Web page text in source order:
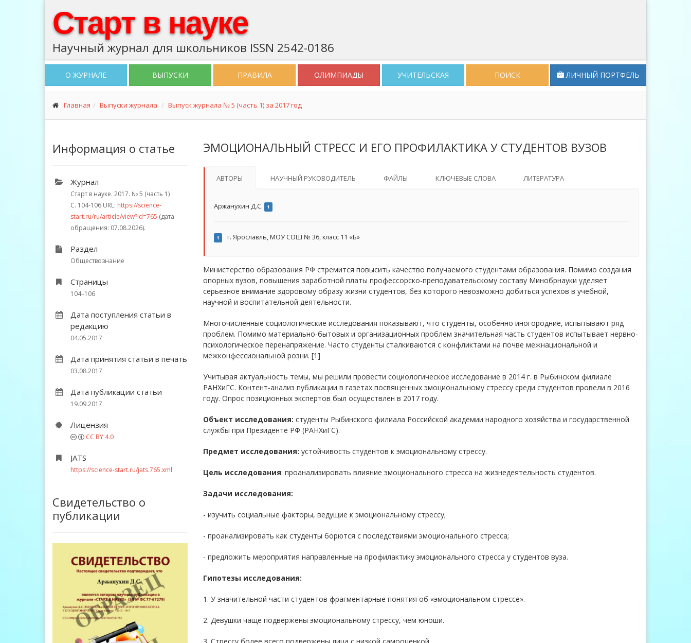
Старт в науке
Научный журнал для школьников ISSN 2542-0186
О ЖУРНАЛЕ ВЫПУСКИ ПРАВИЛА ОЛИМПИАДЫ УЧИТЕЛЬСКАЯ ПОИСК ЛИЧНЫЙ ПОРТФЕЛЬ
Главная Выпуски журнала Выпуск журнала № 5 (часть 1) за 2017 год
Информация о статье
Журнал
Старт в науке. 2017. № 5 (часть 1)
С. 104-106 URL: https://science-
start.ru/ru/article/view?id=765 (дата
обращения: 07.08.2026).
Раздел
Обществознание
Страницы
104–106
Дата поступления статьи в
редакцию
04.05.2017
Дата принятия статьи в печать
03.08.2017
Дата публикации статьи
19.09.2017
Лицензия
CC BY 4.0
JATS
https://science-start.ru/jats.765.xml
Свидетельство о
публикации
ЭМОЦИОНАЛЬНЫЙ СТРЕСС И ЕГО ПРОФИЛАКТИКА У СТУДЕНТОВ ВУЗОВ
АВТОРЫ НАУЧНЫЙ РУКОВОДИТЕЛЬ ФАЙЛЫ КЛЮЧЕВЫЕ СЛОВА ЛИТЕРАТУРА
Аржанухин Д.С. 1
1 г. Ярославль, МОУ СОШ № 36, класс 11 «Б»
Министерство образования РФ стремится повысить качество получаемого студентами образования. Помимо создания
опорных вузов, повышения заработной платы профессорско-преподавательскому составу Минобрнауки уделяет
серьезное внимание здоровому образу жизни студентов, без которого невозможно добиться успехов в учебной,
научной и воспитательной деятельности.
Многочисленные социологические исследования показывают, что студенты, особенно иногородние, испытывают ряд
проблем. Помимо материально-бытовых и организационных проблем значительная часть студентов испытывает нервно-
психологическое перенапряжение. Часто студенты сталкиваются с конфликтами на почве межнациональной и
межконфессиональной розни. [1]
Учитывая актуальность темы, мы решили провести социологическое исследование в 2014 г. в Рыбинском филиале
РАНХиГС. Контент-анализ публикации в газетах посвященных эмоциональному стрессу среди студентов провели в 2016
году. Опрос позиционных экспертов был осуществлен в 2017 году.
Объект исследования: студенты Рыбинского филиала Российской академии народного хозяйства и государственной
службы при Президенте РФ (РАНХиГС).
Предмет исследования: устойчивость студентов к эмоциональному стрессу.
Цель исследования: проанализировать влияние эмоционального стресса на жизнедеятельность студентов.
Задачи исследования:
- изучить социальные факторы, ведущие к эмоциональному стрессу;
- проанализировать как студенты борются с последствиями эмоционального стресса;
- предложить мероприятия направленные на профилактику эмоционального стресса у студентов вуза.
Гипотезы исследования:
1. У значительной части студентов фрагментарные понятия об «эмоциональном стрессе».
2. Девушки чаще подвержены эмоциональному стрессу, чем юноши.